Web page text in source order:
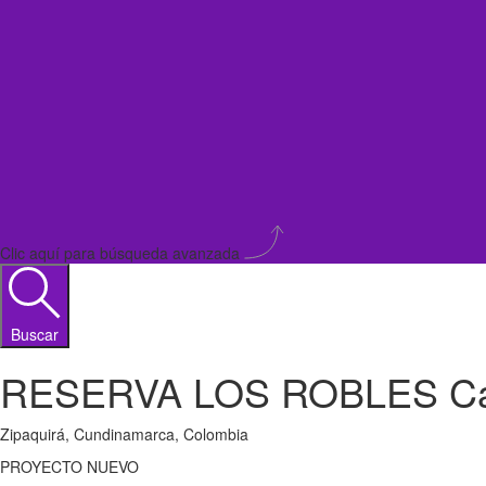
Clic aquí para búsqueda avanzada
Buscar
RESERVA LOS ROBLES
Zipaquirá, Cundinamarca, Colombia
PROYECTO NUEVO